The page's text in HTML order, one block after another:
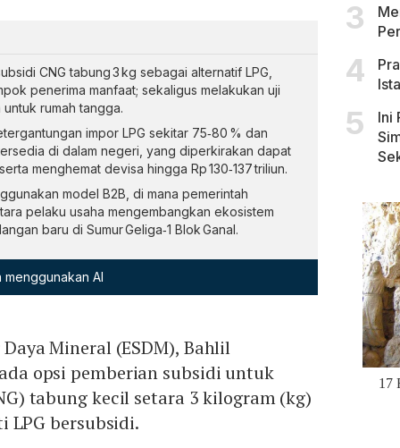
CNG tabung 3 kg sebagai alternatif LPG,
penerima manfaat; sekaligus melakukan uji
rumah tangga.
impor LPG sekitar 75‑80 % dan
di dalam negeri, yang diperkirakan dapat
menghemat devisa hingga Rp 130‑137 triliun.
model B2B, di mana pemerintah
pelaku usaha mengembangkan ekosistem
baru di Sumur Geliga‑1 Blok Ganal.
AI
Mineral (ESDM), Bahlil
opsi pemberian subsidi untuk
tabung kecil setara 3 kilogram (kg)
LPG bersubsidi.
Ini